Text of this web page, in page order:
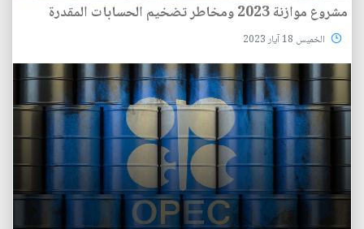
مشروع موازنة 2023 ومخاطر تضخيم الحسابات المقدرة
الخميس 18 آيار 2023